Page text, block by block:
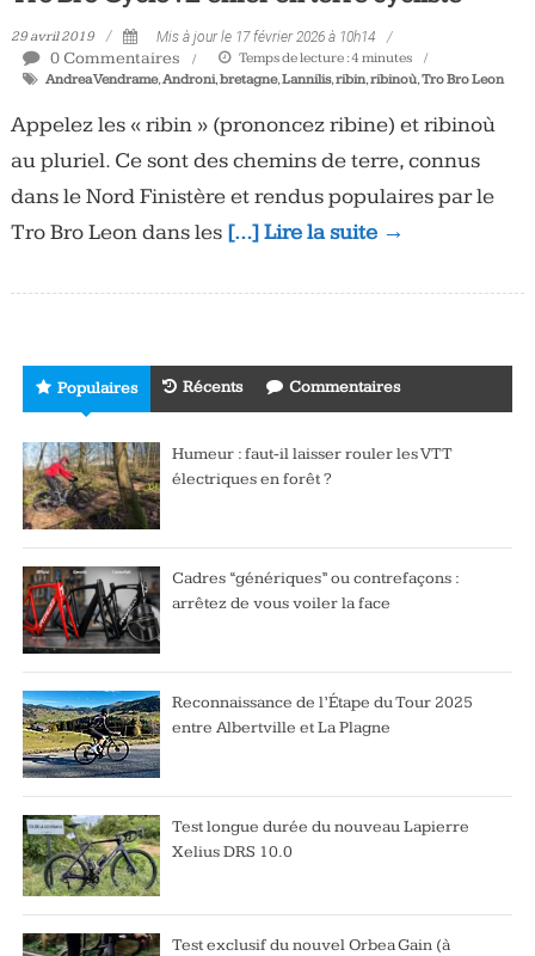
les
jours,
actualité
vélo
et
triathlon
29 avril 2019 Mis à jour le 17 février 2026 à 10h14
0 Commentaires Temps de lecture :4 minutes
Andrea Vendrame,Androni,bretagne,Lannilis,ribin,ribinoù,Tro Bro Leon
Appelez les « ribin » (prononcez ribine) et ribinoù
au pluriel. Ce sont des chemins de terre, connus
dans le Nord Finistère et rendus populaires par le
Tro Bro Leon dans les […] Lire la suite →
Populaires Récents Commentaires
Humeur : faut-il laisser rouler les VTT
électriques en forêt ?
Cadres “génériques” ou contrefaçons :
arrêtez de vous voiler la face
Reconnaissance de l’Étape du Tour 2025
entre Albertville et La Plagne
Test longue durée du nouveau Lapierre
Xelius DRS 10.0
Test exclusif du nouvel Orbea Gain (à